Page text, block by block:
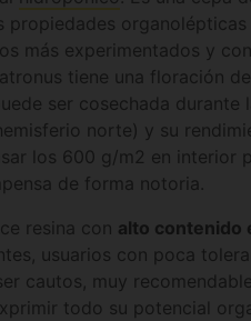
organolépticas
más experimentados y
tiene una floración
ser cosechada durante
norte) y su
los 600 g/m2 en interior
de forma notoria.
resina con alto contenido
usuarios con poca
cautos, muy
todo su potencial